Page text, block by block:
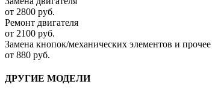
от 2800 руб.
Ремонт двигателя
от 2100 руб.
Замена кнопок/механических элементов и прочее
от 880 руб.
ДРУГИЕ МОДЕЛИ